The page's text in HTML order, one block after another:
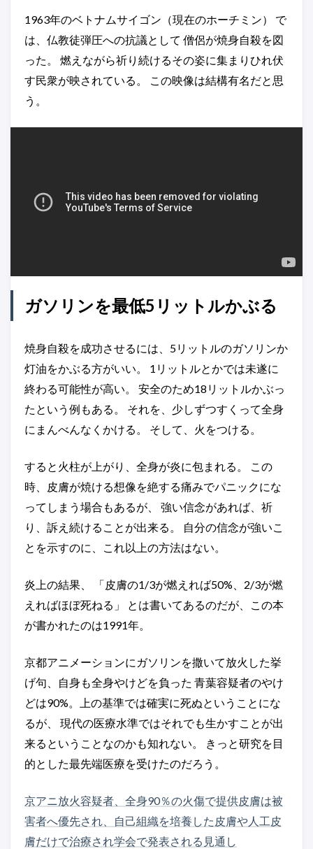
1963年のベトナムサイゴン（現在のホーチミン） で
は、仏教徒弾圧への抗議として 僧侶が焼身自殺を図
った。 燃えながら祈り続けるその姿に集まりひれ伏
す民衆が映されている。 この映像は結構有名だと思
う。
ガソリンを最低5リットルかぶる
焼身自殺を成功させるには、5リットルのガソリンか
灯油をかぶる方がいい。 1リットルとかでは未遂に
終わる可能性が高い。 安全のため18リットルかぶっ
たという例もある。 それを、少しずつすくって全身
にまんべんなくかける。 そして、火をつける。
すると火柱が上がり、全身が炎に包まれる。 この
時、皮膚が焼ける想像を絶する痛みでパニックにな
ってしまう場合もあるが、 強い信念があれば、祈
り、訴え続けることが出来る。 自分の信念が強いこ
とを示すのに、これ以上の方法はない。
炎上の結果、 「皮膚の1/3が燃えれば50%、2/3が燃
えればほぼ死ねる」 とは書いてあるのだが、この本
が書かれたのは1991年。
京都アニメーションにガソリンを撒いて放火した挙
げ句、自身も全身やけどを負った 青葉容疑者のやけ
どは90%。上の基準では確実に死ぬということにな
るが、 現代の医療水準ではそれでも生かすことが出
来るということなのかも知れない。 きっと研究を目
的とした最先端医療を受けたのだろう。
京アニ放火容疑者、全身90％の火傷で提供皮膚は被
害者へ優先され、自己組織を培養した皮膚や人工皮
膚だけで治療され学会で発表される見通し